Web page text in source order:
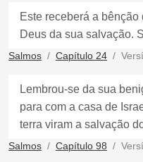
Este receberá a
Deus da sua salvação.
Salmos Capítulo 24
Lembrou-se da sua
para com a casa de
terra viram a salvação
Salmos Capítulo 98